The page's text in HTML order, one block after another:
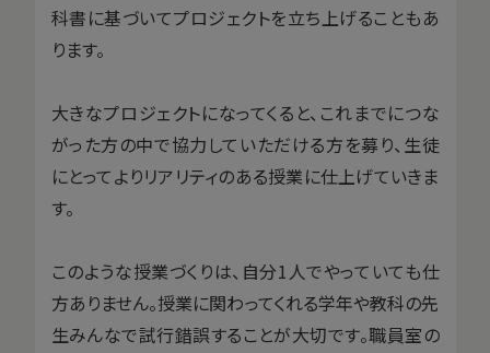
科書に基づいてプロジェクトを立ち上げることもあ
ります。
大きなプロジェクトになってくると、これまでにつな
がった方の中で協力していただける方を募り、生徒
にとってよりリアリティのある授業に仕上げていきま
す。
このような授業づくりは、自分1人でやっていても仕
方ありません。授業に関わってくれる学年や教科の先
生みんなで試行錯誤することが大切です。職員室の